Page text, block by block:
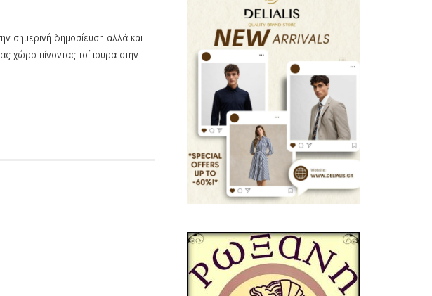
σημερινή δημοσίευση αλλά και
χώρο πίνοντας τσίπουρα στην